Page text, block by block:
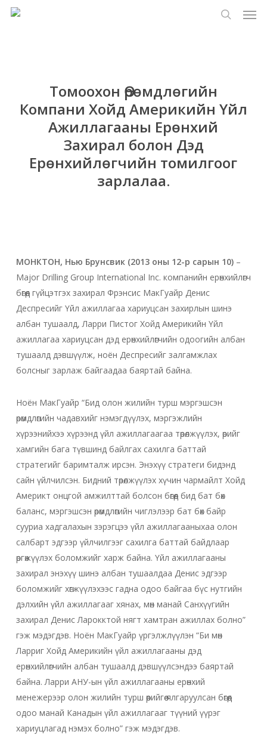
Үндсэн
Цэс
Томоохон Өрөмдлөгийн
Компани Хойд Америкийн Үйл
Ажиллагааны Ерөнхий
Захирал болон Дэд
Ерөнхийлөгчийн томилгоог
зарлалаа.
МОНКТОН, Нью Брунсвик (2013 оны 12-р сарын 10)–
Major Drilling Group International Inc. компанийн ерөнхийлөгч
бөгөөд гүйцэтгэх захирал Фрэнсис МакГуайр Денис
Деспресийг Үйл ажиллагаа хариуцсан захирлын шинэ
албан тушаалд, Ларри Пистог Хойд Америкийн Үйл
ажиллагаа хариуцсан дэд ерөнхийлөгчийн одоогийн албан
тушаалд дэвшүүлж, ноён Деспресийг залгамжлах
болсныг зарлаж байгаадаа баяртай байна.
Ноён МакГуайр “Бид олон жилийн турш мэргэшсэн
өрөмдлөгийн чадавхийг нэмэгдүүлэх, мэргэжлийн
хүрээнийхээ хүрээнд үйл ажиллагаагаа төрөлжүүлэх, өрийг
хамгийн бага түвшинд байлгах сахилга баттай
стратегийг баримталж ирсэн. Энэхүү стратеги бидэнд
сайн үйлчилсэн. Бидний төрөлжүүлэх хүчин чармайлт Хойд
Америкт онцгой амжилттай болсон бөгөөд бид бат бөх
баланс, мэргэшсэн өрөмдлөгийн чиглэлээр бат бөх байр
сууриа хадгалахын зэрэгцээ үйл ажиллагааныхаа олон
салбарт эдгээр үйлчилгээг сахилга баттай байдлаар
өргөжүүлэх боломжийг харж байна. Үйл ажиллагааны
захирал энэхүү шинэ албан тушаалдаа Денис эдгээр
боломжийг хөгжүүлэхээс гадна одоо байгаа бүс нутгийн
дэлхийн үйл ажиллагааг хянах, мөн манай Санхүүгийн
захирал Денис Ларокктой нягт хамтран ажиллах болно”
гэж мэдэгдэв. Ноён МакГуайр үргэлжлүүлэн “Би мөн
Ларриг Хойд Америкийн үйл ажиллагааны дэд
ерөнхийлөгчийн албан тушаалд дэвшүүлсэндээ баяртай
байна. Ларри АНУ-ын үйл ажиллагааны ерөнхий
менежерээр олон жилийн турш өөрийгөө ялгаруулсан бөгөөд
одоо манай Канадын үйл ажиллагааг түүний үүрэг
хариуцлагад нэмэх болно” гэж мэдэгдэв.